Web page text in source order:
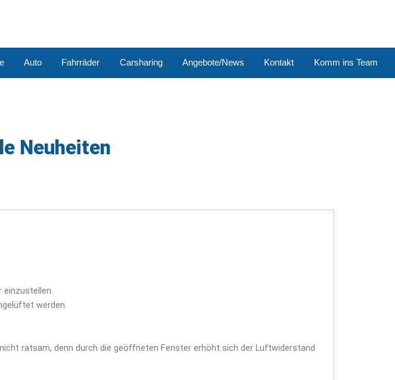
Auto Fahrräder Carsharing Angebote/News Kontakt Komm ins Team
Neuheiten
einzustellen.
werden.
ratsam, denn durch die geöffneten Fenster erhöht sich der Luftwiderstand